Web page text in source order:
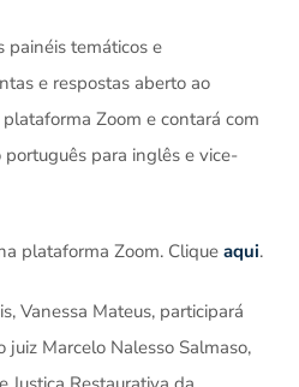
painéis temáticos e
e respostas aberto ao
Zoom e contará com
para inglês e vice-
plataforma Zoom. Clique aqui.
Vanessa Mateus, participará
juiz Marcelo Nalesso Salmaso,